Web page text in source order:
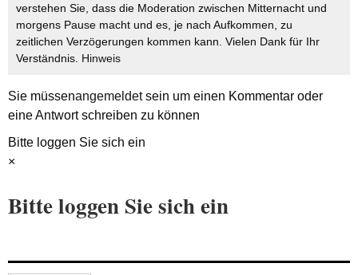
verstehen Sie, dass die Moderation zwischen Mitternacht und
morgens Pause macht und es, je nach Aufkommen, zu
zeitlichen Verzögerungen kommen kann. Vielen Dank für Ihr
Verständnis. Hinweis
Sie müssenangemeldetsein um einen Kommentar oder
eine Antwort schreiben zu können
Bitte loggen Sie sich ein
×
Bitte loggen Sie sich ein